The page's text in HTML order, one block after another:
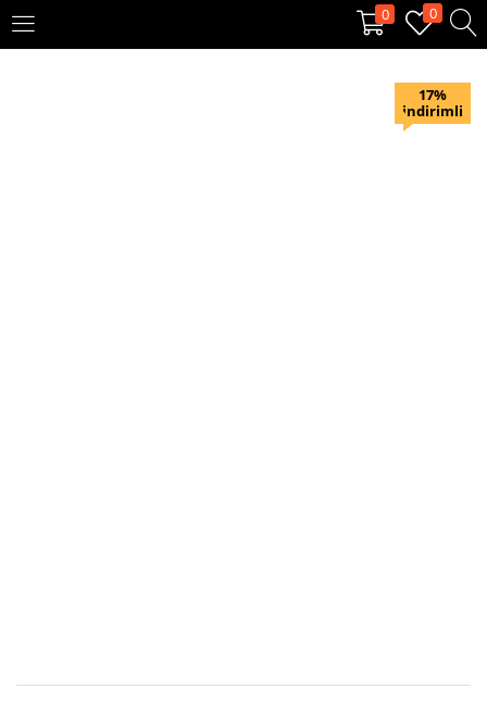
0 0
KAYIT OL
17%
indirimli